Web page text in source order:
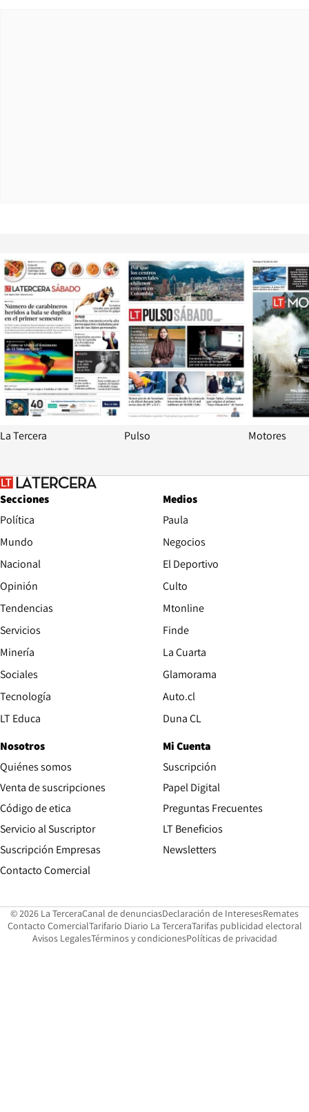
Opens in new window
La Tercera
Opens in
Pulso Motores
Secciones
Política
Mundo
Nacional
Opinión
Tendencias
Servicios
Minería
Sociales
Tecnología
LT Educa
Medios
Paula
Negocios
El Deportivo
Culto
Mtonline
Finde
La Cuarta
Glamorama
Auto.cl
Duna CL
Nosotros
Quiénes somos
Venta de suscripciones
Código de etica Opens in new window
Servicio al Suscriptor
Suscripción Empresas
Contacto Comercial
Mi Cuenta
Suscripción
Papel Digital
Preguntas Frecuentes
LT Beneficios
Newsletters
© 2026 La TerceraCanal de denunciasOpens in new window
Declaración de InteresesOpens in
Remates
Contacto ComercialOpens in new window
Tarifario Diario La TerceraOpens in new window
Tarifas publicidad electoral
Avisos LegalesOpens in new window
Términos y condicionesPolíticas de privacidad